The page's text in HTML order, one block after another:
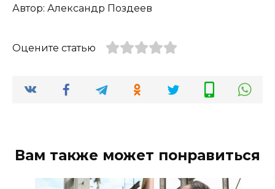
Автор: Александр Поздеев
Оцените статью
Вам также может понравиться